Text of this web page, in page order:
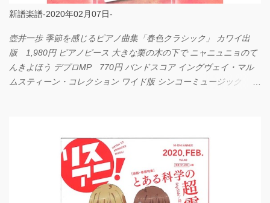
新譜楽譜-2020年02月07日-
壺井一歩 季節を感じるピアノ曲集「春色クラシック」 カワイ出
版 1,980円 ピアノピース 大きな栗の木の下で ニャニュニョのて
んきよほう デプロMP 770円 バンドスコア イングヴェイ・マル
ムスティーン・コレクション ワイド版 シンコーミュージック